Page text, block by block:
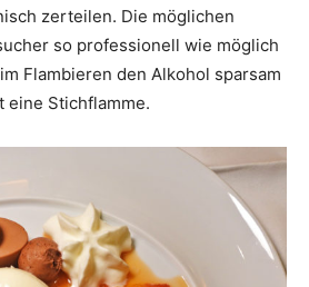
zerteilen. Die möglichen
so professionell wie möglich
Flambieren den Alkohol sparsam
eine Stichflamme.